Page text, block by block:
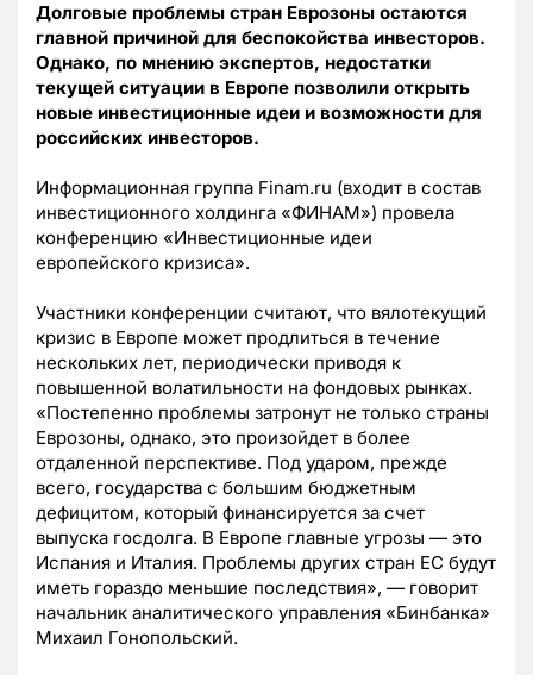
Долговые проблемы стран Еврозоны остаются
главной причиной для беспокойства инвесторов.
Однако, по мнению экспертов, недостатки
текущей ситуации в Европе позволили открыть
новые инвестиционные идеи и возможности для
российских инвесторов.
Информационная группа Finam.ru (входит в состав
инвестиционного холдинга «ФИНАМ») провела
конференцию «Инвестиционные идеи
европейского кризиса».
Участники конференции считают, что вялотекущий
кризис в Европе может продлиться в течение
нескольких лет, периодически приводя к
повышенной волатильности на фондовых рынках.
«Постепенно проблемы затронут не только страны
Еврозоны, однако, это произойдет в более
отдаленной перспективе. Под ударом, прежде
всего, государства с большим бюджетным
дефицитом, который финансируется за счет
выпуска госдолга. В Европе главные угрозы — это
Испания и Италия. Проблемы других стран ЕС будут
иметь гораздо меньшие последствия», — говорит
начальник аналитического управления «Бинбанка»
Михаил Гонопольский.